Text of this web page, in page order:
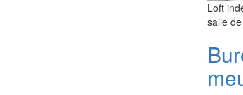
Loft
salle